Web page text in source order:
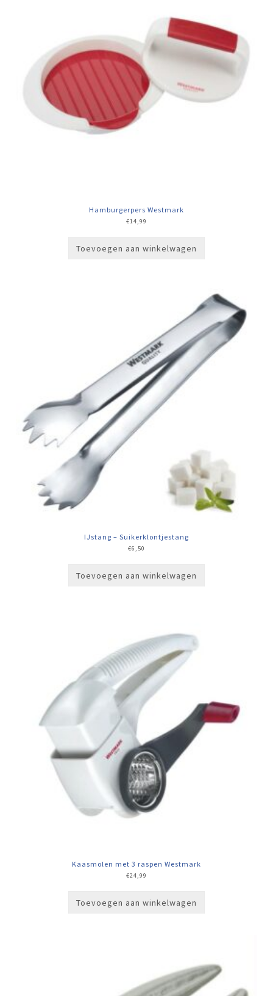
Hamburgerpers Westmark
€14,99
Toevoegen aan winkelwagen
IJstang – Suikerklontjestang
€6,50
Toevoegen aan winkelwagen
Kaasmolen met 3 raspen Westmark
€24,99
Toevoegen aan winkelwagen